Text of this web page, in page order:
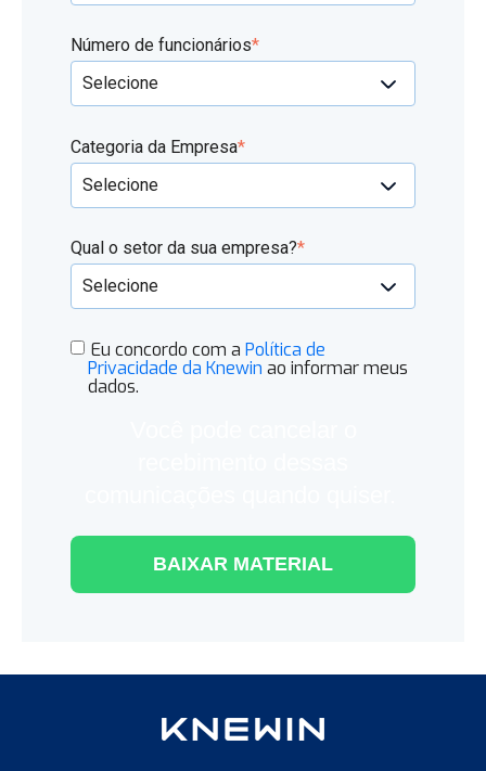
Número de funcionários*
Categoria da Empresa*
Qual o setor da sua empresa?*
Eu concordo com a Política de
Privacidade da Knewin ao informar meus
dados.